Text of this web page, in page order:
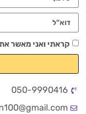
קראתי ואני מאשר
050-9990416